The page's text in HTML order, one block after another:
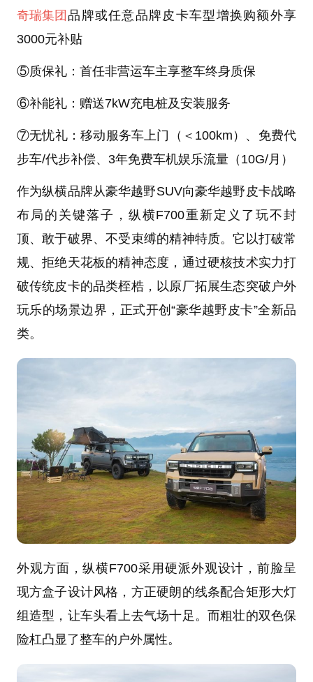
奇瑞集团 品牌或任意品牌皮卡车型增换购额外享
3000元补贴
⑤质保礼：首任非营运车主享整车终身质保
⑥补能礼：赠送7kW充电桩及安装服务
⑦无忧礼：移动服务车上门（＜100km）、免费代
步车/代步补偿、3年免费车机娱乐流量（10G/月）
作为纵横品牌从豪华越野SUV向豪华越野皮卡战略
布局的关键落子，纵横F700重新定义了玩不封
顶、敢于破界、不受束缚的精神特质。它以打破常
规、拒绝天花板的精神态度，通过硬核技术实力打
破传统皮卡的品类桎梏，以原厂拓展生态突破户外
玩乐的场景边界，正式开创“豪华越野皮卡”全新品
类。
外观方面，纵横F700采用硬派外观设计，前脸呈
现方盒子设计风格，方正硬朗的线条配合矩形大灯
组造型，让车头看上去气场十足。而粗壮的双色保
险杠凸显了整车的户外属性。